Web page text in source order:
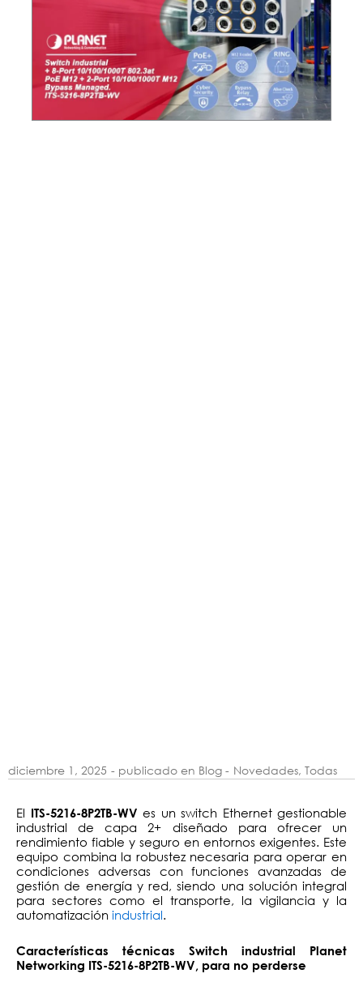
diciembre 1, 2025 - publicado en Blog - Novedades, Todas
El ITS-5216-8P2TB-WV es un switch Ethernet gestionable
industrial de capa 2+ diseñado para ofrecer un
rendimiento fiable y seguro en entornos exigentes. Este
equipo combina la robustez necesaria para operar en
condiciones adversas con funciones avanzadas de
gestión de energía y red, siendo una solución integral
para sectores como el transporte, la vigilancia y la
automatización industrial.
Características técnicas Switch industrial Planet
Networking ITS-5216-8P2TB-WV, para no perderse